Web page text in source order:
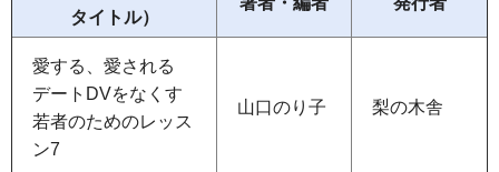
タイトル）
愛する、愛される
デートDVをなくす
若者のためのレッス
ン7
山口のり子 梨の木舎